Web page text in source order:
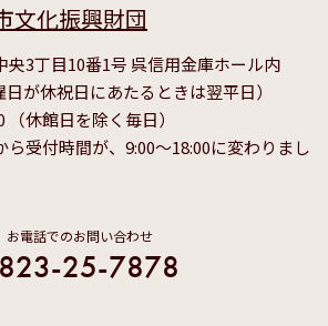
文化振興財団
央3丁目10番1号 呉信用金庫ホール内
が休祝日にあたるときは翌平日）
休館日を除く毎日）
受付時間が、9:00～18:00に変わりまし
お電話でのお問い合わせ
25-7878